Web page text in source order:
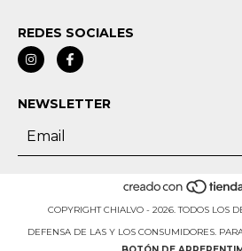
REDES SOCIALES
NEWSLETTER
COPYRIGHT CHIALVO - 2026. TODOS LOS
DEFENSA DE LAS Y LOS CONSUMIDORES.